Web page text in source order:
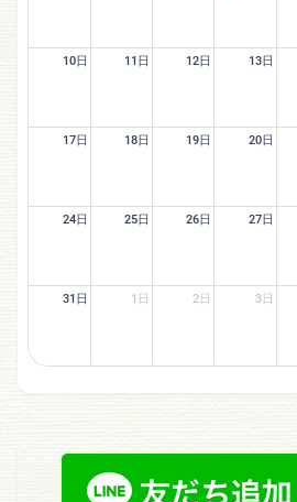
10日 11日 12日 13日
17日 18日 19日 20日
24日 25日 26日 27日
31日 1日 2日 3日